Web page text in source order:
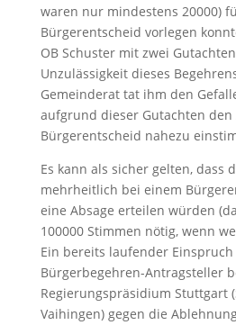
waren nur mindestens 20000)
Bürgerentscheid vorlegen
OB Schuster mit zwei
Unzulässigkeit dieses
Gemeinderat tat ihm den
aufgrund dieser Gutachten
Bürgerentscheid nahezu
Es kann als sicher gelten, dass
mehrheitlich bei einem
eine Absage erteilen würden
100000 Stimmen nötig, wenn
Ein bereits laufender
Bürgerbegehren-Antragsteller
Regierungspräsidium Stuttgart
Vaihingen) gegen die